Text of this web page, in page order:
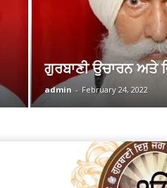
ਗੁਰਬਾਣੀ ਉਚਾਰਨ ਅਤੇ
admin - February 24, 2022